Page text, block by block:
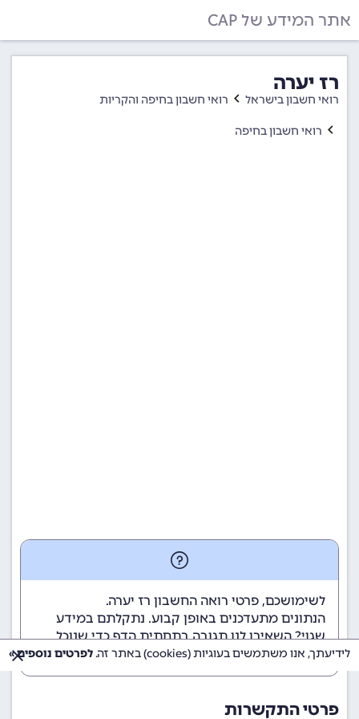
אתר המידע של CAP
רז יערה
רואי חשבון בישראל רואי חשבון בחיפה והקריות
רואי חשבון בחיפה
לשימושכם, פרטי רואה החשבון רז יערה.
הנתונים מתעדכנים באופן קבוע. נתקלתם במידע
שגוי? השאירו לנו תגובה בתחתית הדף כדי שנוכל
לטפל בבעיה בהקדם.
פרטי התקשרות
לידיעתך, אנו משתמשים בעוגיות (cookies) באתר זה. לפרטים נוספים »